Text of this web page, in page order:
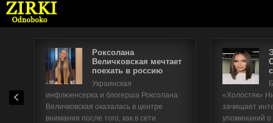
Роксолана
Величковская мечтает
поехать в россию
Украинская
инфлюенсерка и блогерша Роксолана
Величковская оказалась в центре
внимания после того, как в сети
«Холостяк»
зачищает
упоминаний
Имя